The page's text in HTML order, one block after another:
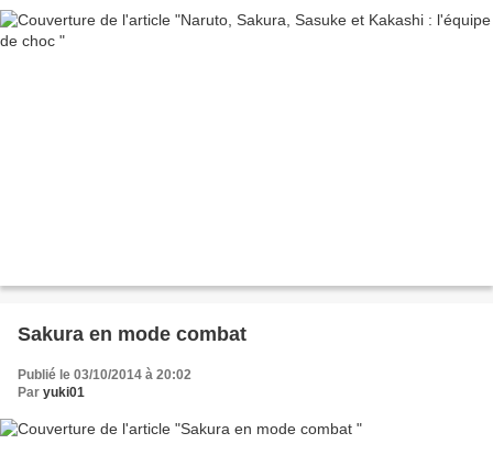
Sakura en mode combat
Publié le 03/10/2014 à 20:02
Par yuki01